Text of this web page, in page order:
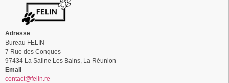
Adresse
Bureau FELIN
7 Rue des Conques
97434 La Saline Les Bains, La Réunion
Email
contact@felin.re